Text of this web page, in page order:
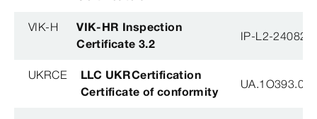
VIK-H
VIK-HR Inspection
Certificate 3.2
IP-L2-
UKRCE
LLC UKRCertification
Certificate of conformity